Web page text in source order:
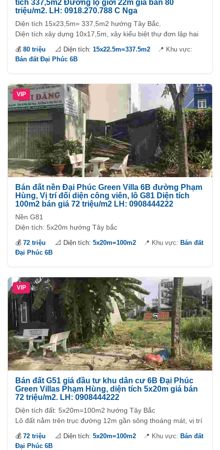
tích 337,5m2 Đường lộ giới 22m giá bán 80
triệu/m2. LH: 0918.270.788 C Nga
Diện tích 15x23,5m= 337,5m2 hướng Tây Bắc.
Diện tích xây dựng 10x17,5m, xây kiểu biệt thự đơn lập hai
bên hông mỗi bên chừa 2,5m, trước chừa 3m sau chừa 2m.
💰 80 triệu 📐 Diện tích: 15x22.5m=337.5m2
📍 Khu vực:
Bán đất Đại Phúc 6B
VIP
Bán đất nền Đại Phúc Green Villa 6B đường Phạm
Hùng, Vị trí đối diện công viên, lô G81 Diện tích
100m2 bán giá 72 triệu/m2 LH: 0908444222
Nền G81
Diện tích: 5x20m hướng Tây bắc
Lô vị trí đẹp có giá rẻ nhất thị trường.
💰 72 triệu 📐 Diện tích: 5x20m=100m2 📍 Khu vực: Bán đất
Đại Phúc 6B
VIP
Bán đất G51 giá đầu tư khu dân cư 6B Đại Phúc
Green Villas Phạm Hùng, diện tích 5x20m giá bán
72 triệu/m2. LH: 0908444222
Diện tích đất: 5x20m=100m2 hướng Tây Bắc
Lô đất nằm trên trục đường 12m gần sông thoáng mát, vị trí
yên tĩnh nhưng chỉ cách trục đường Phạm Hùng khoảng
400m.
💰 72 triệu 📐 Diện tích: 5x20m=100m2 📍 Khu vực: Bán đất
Đại Phúc 6B